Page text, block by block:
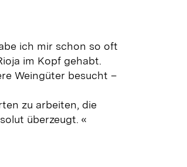
ich mir schon so oft
im Kopf gehabt.
Weingüter besucht –
zu arbeiten, die
überzeugt. «